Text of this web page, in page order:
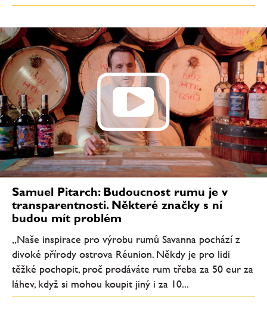
Samuel Pitarch: Budoucnost rumu je v
transparentnosti. Některé značky s ní
budou mít problém
„Naše inspirace pro výrobu rumů Savanna pochází z
divoké přírody ostrova Réunion. Někdy je pro lidi
těžké pochopit, proč prodáváte rum třeba za 50 eur za
láhev, když si mohou koupit jiný i za 10...